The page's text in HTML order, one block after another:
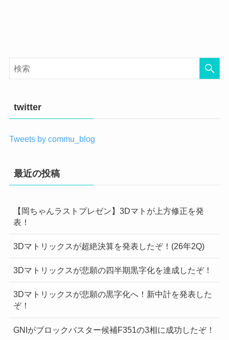
twitter
Tweets by commu_blog
最近の投稿
【岡ちゃんラストプレゼン】3Dマトが上方修正を発
表！
3Dマトリックスが超絶決算を発表したぞ！(26年2Q)
3Dマトリックスが悲願の四半期黒字化を達成したぞ！
3Dマトリックスが悲願の黒字化へ！新中計を発表した
ぞ！
GNIがブロックバスター候補F351の3相に成功したぞ！